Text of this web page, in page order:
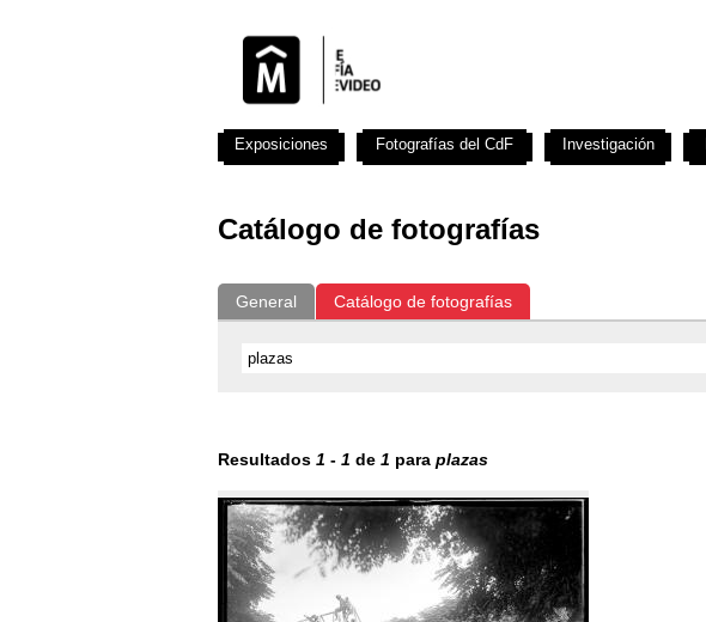
Catálogo de fotografías
General Catálogo de fotografías
Resultados 1 - 1 de 1 para plazas
Exposiciones Fotografías del CdF Investigación